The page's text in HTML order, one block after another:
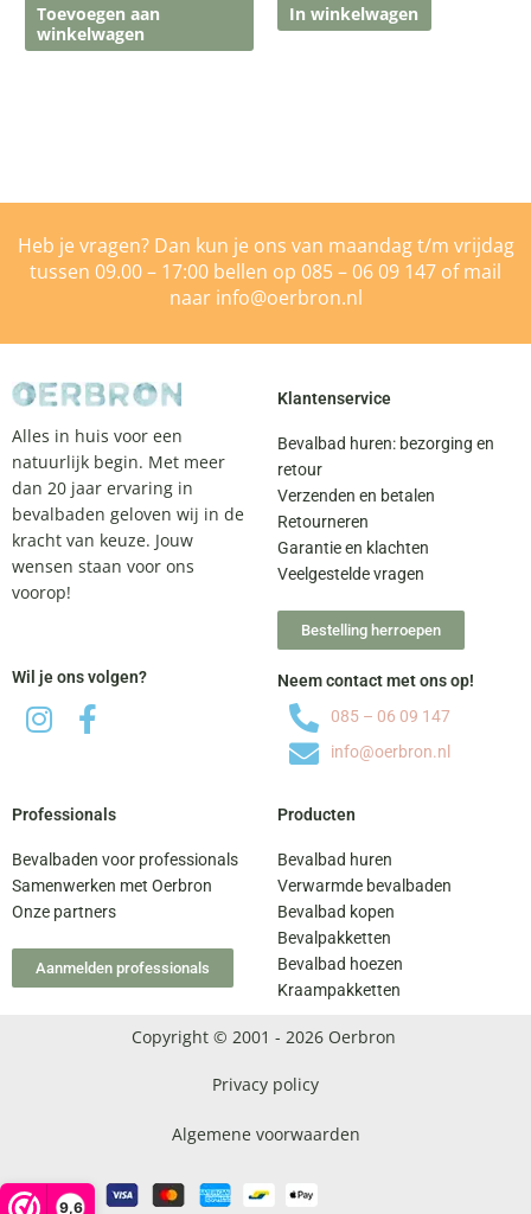
9,6
Toevoegen aan
winkelwagen
In winkelwagen
Heb je vragen? Dan kun je ons van maandag t/m vrijdag
tussen 09.00 – 17:00 bellen op 085 – 06 09 147 of mail
naar info@oerbron.nl
Alles in huis voor een
natuurlijk begin. Met meer
dan 20 jaar ervaring in
bevalbaden geloven wij in de
kracht van keuze. Jouw
wensen staan voor ons
voorop!
Wil je ons volgen?
Klantenservice
Bevalbad huren: bezorging en
retour
Verzenden en betalen
Retourneren
Garantie en klachten
Veelgestelde vragen
Bestelling herroepen
Neem contact met ons op!
085 – 06 09 147
info@oerbron.nl
Professionals
Bevalbaden voor professionals
Samenwerken met Oerbron
Onze partners
Aanmelden professionals
Producten
Bevalbad huren
Verwarmde bevalbaden
Bevalbad kopen
Bevalpakketten
Bevalbad hoezen
Kraampakketten
Copyright © 2001 - 2026 Oerbron
Privacy policy
Algemene voorwaarden